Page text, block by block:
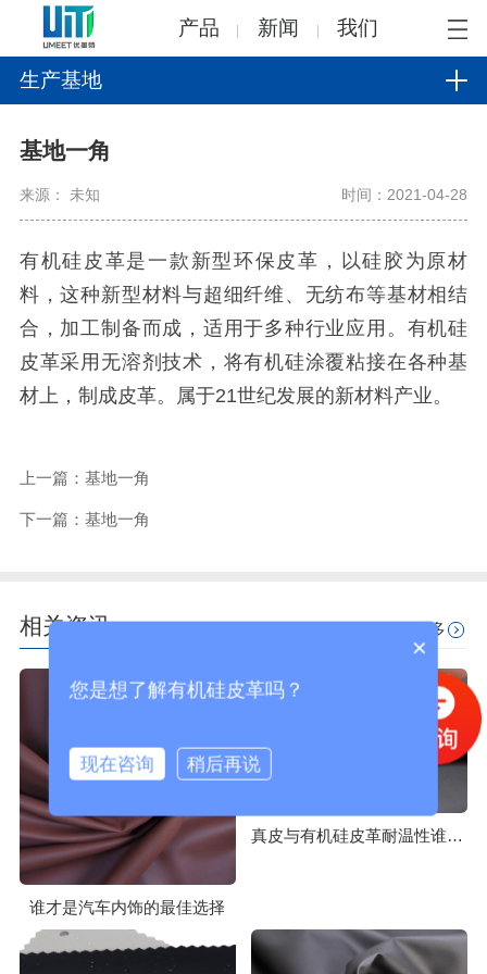
产品 新闻 我们
生产基地
基地一角
来源： 未知 时间：2021-04-28
有机硅皮革是一款新型环保皮革，以硅胶为原材
料，这种新型材料与超细纤维、无纺布等基材相结
合，加工制备而成，适用于多种行业应用。有机硅
皮革采用无溶剂技术，将有机硅涂覆粘接在各种基
材上，制成皮革。属于21世纪发展的新材料产业。
上一篇：基地一角
下一篇：基地一角
相关资讯 更多
谁才是汽车内饰的最佳选择
真皮与有机硅皮革耐温性谁更胜一筹？
×
您是想了解有机硅皮革吗？
现在咨询 稍后再说